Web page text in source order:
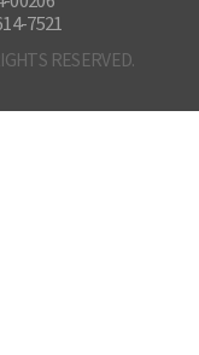
조건 자연치아를
임플란트수술
를 받는 것이
7521
RESERVED.